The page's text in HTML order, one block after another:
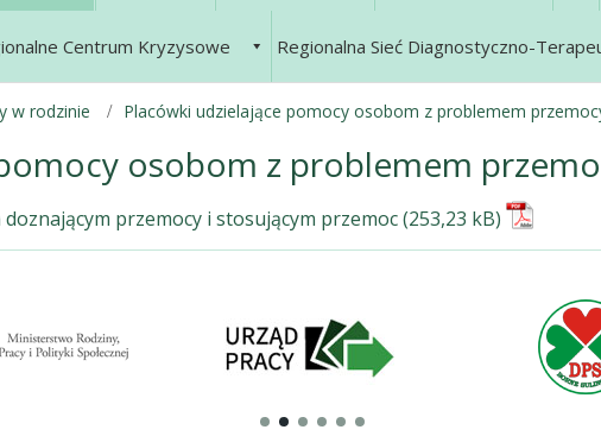
Centrum Kryzysowe Regionalna Sieć Diagnostyczno-
w rodzinie Placówki udzielające pomocy osobom z problemem
osobom z problemem
przemocy i stosującym przemoc